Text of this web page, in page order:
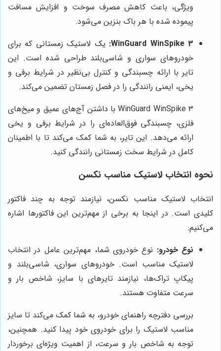
ویژگی، باعث کاهش مصرف سوخت و افزایش مسافت
پیموده شده با هر باک بنزین می‌شود.
WinGuard WinSpike 3: یک لاستیک زمستانی که برای
خودروهای سواری و شاسی‌بلند طراحی شده است. این
تایر با ارائه چسبندگی و کنترل بی‌نظیر در شرایط برفی و
یخی، ایمنی رانندگی را در فصل زمستان تضمین می‌کند.
WinGuard WinSpike 3 با داشتن آج‌های عمیق و میخ‌های
فلزی، چسبندگی فوق‌العاده‌ای را در شرایط برفی و یخی
ارائه می‌دهد. این تایر، به شما کمک می‌کند تا با اطمینان
کامل در شرایط سخت زمستانی رانندگی کنید.
نحوه انتخاب لاستیک مناسب نکسن
انتخاب لاستیک مناسب نکسن، نیازمند توجه به چند فاکتور
کلیدی است. در اینجا به برخی از مهم‌ترین این فاکتورها اشاره
می‌کنیم:
نوع خودرو: نوع خودروی شما، مهم‌ترین عامل در انتخاب
لاستیک مناسب است. خودروهای سواری، شاسی‌بلند و
پیکاپ تراک‌ها، نیازمند تایرهای با سایز، شاخص بار و
سرعت متفاوت هستند.
بررسی دفترچه راهنمای خودرو، به شما کمک می‌کند تا سایز
مناسب لاستیک را برای خودروی خود پیدا کنید. همچنین،
توجه به شاخص بار و سرعت، از اهمیت ویژه‌ای برخوردار